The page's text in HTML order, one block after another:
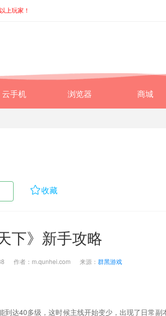
上玩家！
云手机 浏览器 商城
收藏
下》新手攻略
作者：m.qunhei.com 来源： 群黑游戏
到达40多级，这时候主线开始变少，出现了日常